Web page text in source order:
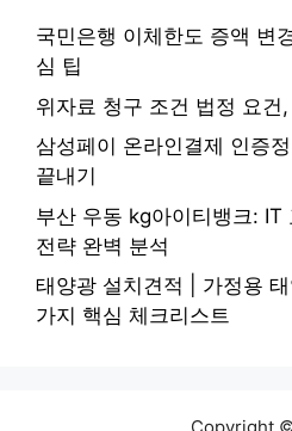
국민은행 이체한도 증액 변
심 팁
위자료 청구 조건 법정 요건
삼성페이 온라인결제 인증
끝내기
부산 우동 kg아이티뱅크: IT
전략 완벽 분석
태양광 설치견적 | 가정용
가지 핵심 체크리스트